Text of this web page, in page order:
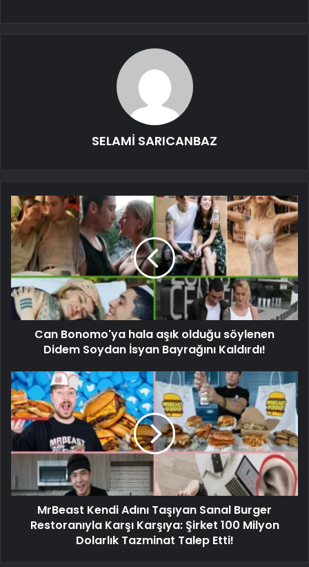
SELAMİ SARICANBAZ
Can Bonomo'ya hala aşık olduğu söylenen
Didem Soydan İsyan Bayrağını Kaldırdı!
MrBeast Kendi Adını Taşıyan Sanal Burger
Restoranıyla Karşı Karşıya: Şirket 100 Milyon
Dolarlık Tazminat Talep Etti!